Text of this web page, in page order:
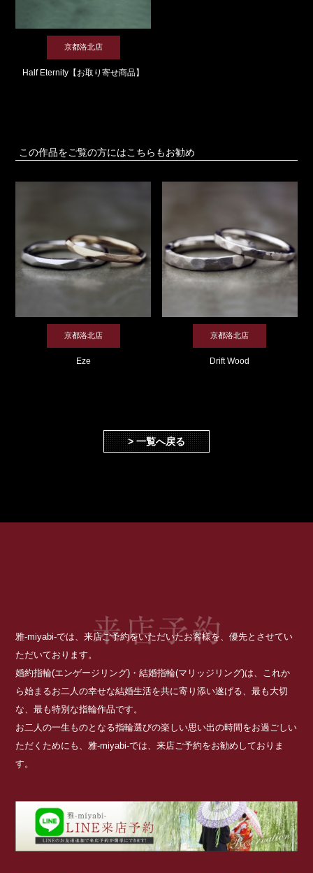
京都洛北店
Half Eternity【お取り寄せ商品】
この作品をご覧の方にはこちらもお勧め
京都洛北店
Eze
京都洛北店
Drift Wood
> 一覧へ戻る
雅-miyabi-では、来店ご予約をいただいたお客様を、優先とさせてい
ただいております。
婚約指輪(エンゲージリング)・結婚指輪(マリッジリング)は、これか
ら始まるお二人の幸せな結婚生活を共に寄り添い遂げる、最も大切
な、最も特別な指輪作品です。
お二人の一生ものとなる指輪選びの楽しい思い出の時間をお過ごしい
ただくためにも、雅-miyabi-では、来店ご予約をお勧めしておりま
す。